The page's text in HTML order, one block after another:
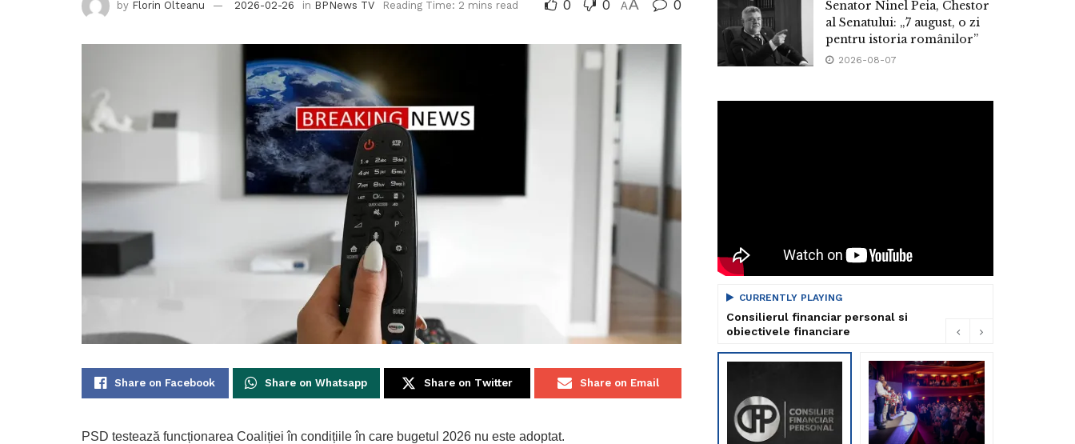
by Florin Olteanu 2026-02-26 in BPNews TV Reading Time: 2 mins read 0 0 AA 0
Share on Facebook Share on Whatsapp Share on Twitter Share on Email
PSD testează funcționarea Coaliției în condițiile în care bugetul 2026 nu este adoptat.
Senator Ninel Peia, Chestor
al Senatului: „7 august, o zi
pentru istoria românilor”
2026-08-07
CURRENTLY PLAYING
Consilierul financiar personal si
obiectivele financiare